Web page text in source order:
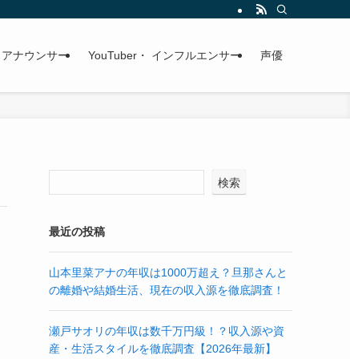
アナウンサー YouTuber・ インフルエンサー 声優
検索
最近の投稿
山本里菜アナの年収は1000万超え？旦那さんと
の離婚や結婚生活、現在の収入源を徹底調査！
瀬戸サオリの年収は数千万円級！？収入源や資
産・生活スタイルを徹底調査【2026年最新】